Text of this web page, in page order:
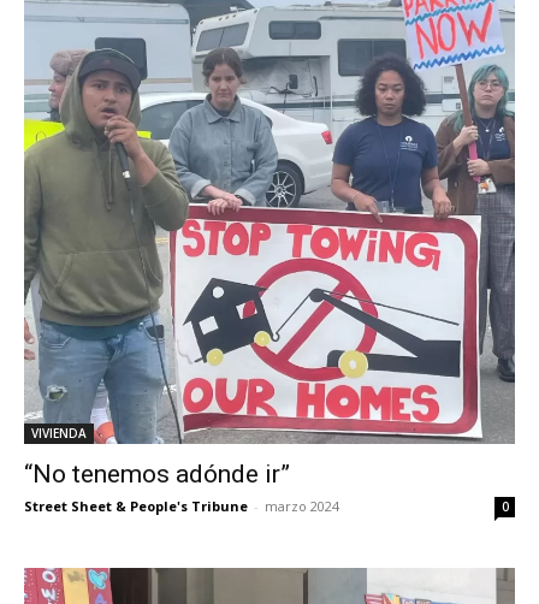
VIVIENDA
“No tenemos adónde ir”
Street Sheet & People's Tribune - marzo 2024 0